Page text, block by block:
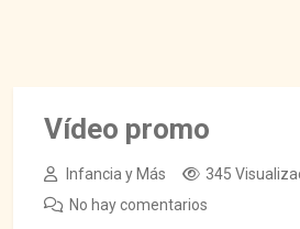
Vídeo promo
Infancia y Más
345
No hay comentarios